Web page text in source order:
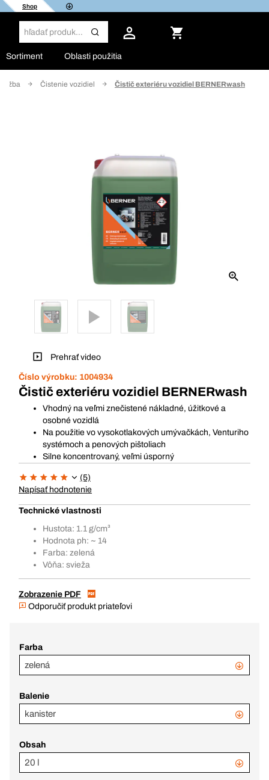
Shop
Sortiment Oblasti použitia
Čistenie vozidiel Čistič exteriéru vozidiel BERNERwash
Prehrať video
Číslo výrobku: 1004934
Čistič exteriéru vozidiel BERNERwash
Vhodný na veľmi znečistené nákladné, úžitkové a
osobné vozidlá
Na použitie vo vysokotlakových umývačkách, Venturiho
systémoch a penových pištoliach
Silne koncentrovaný, veľmi úsporný
(5)
Napísať hodnotenie
Technické vlastnosti
Hustota: 1.1 g/cm³
Hodnota ph: ~ 14
Farba: zelená
Vôňa: svieža
Zobrazenie PDF
Odporučiť produkt priateľovi
Farba
zelená
Balenie
kanister
Obsah
20 l